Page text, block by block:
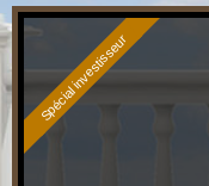
Spécial investisseur